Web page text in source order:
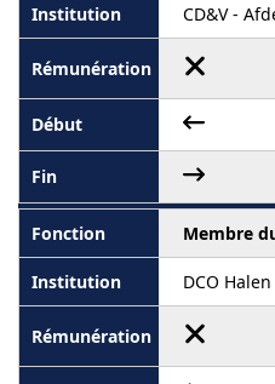
CD&V -
Membre
DCO Halen